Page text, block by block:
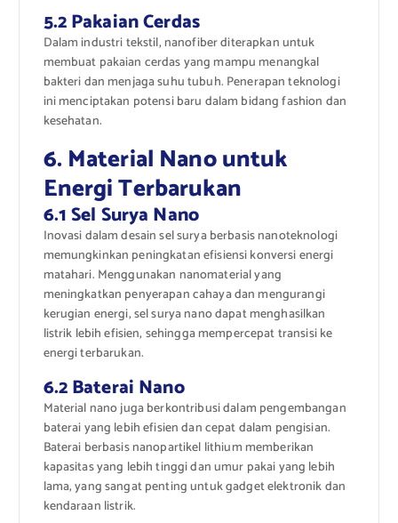
5.2 Pakaian Cerdas
Dalam industri tekstil, nanofiber diterapkan untuk
membuat pakaian cerdas yang mampu menangkal
bakteri dan menjaga suhu tubuh. Penerapan teknologi
ini menciptakan potensi baru dalam bidang fashion dan
kesehatan.
6. Material Nano untuk
Energi Terbarukan
6.1 Sel Surya Nano
Inovasi dalam desain sel surya berbasis nanoteknologi
memungkinkan peningkatan efisiensi konversi energi
matahari. Menggunakan nanomaterial yang
meningkatkan penyerapan cahaya dan mengurangi
kerugian energi, sel surya nano dapat menghasilkan
listrik lebih efisien, sehingga mempercepat transisi ke
energi terbarukan.
6.2 Baterai Nano
Material nano juga berkontribusi dalam pengembangan
baterai yang lebih efisien dan cepat dalam pengisian.
Baterai berbasis nanopartikel lithium memberikan
kapasitas yang lebih tinggi dan umur pakai yang lebih
lama, yang sangat penting untuk gadget elektronik dan
kendaraan listrik.